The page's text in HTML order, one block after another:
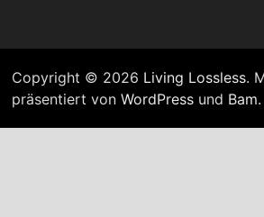
Copyright © 2026 Living Lossless.
präsentiert von WordPressund Bam.